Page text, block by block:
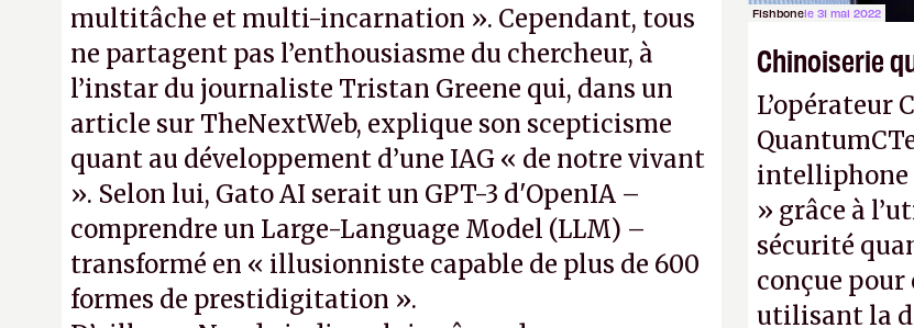
multitâche et multi-incarnation ». Cependant, tous
ne partagent pas l’enthousiasme du chercheur, à
l’instar du journaliste Tristan Greene qui, dans un
article sur TheNextWeb, explique son scepticisme
quant au développement d’une IAG « de notre vivant
». Selon lui, Gato AI serait un GPT-3 d'OpenIA –
comprendre un Large-Language Model (LLM) –
transformé en « illusionniste capable de plus de 600
formes de prestidigitation ».
Fishbonele 31 mai 2022
Chinoiserie
L’opérateur
intelliphone
» grâce à
sécurité
conçue pour
utilisant la